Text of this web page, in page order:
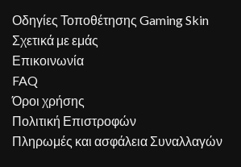
Οδηγίες Τοποθέτησης Gaming Skin
Σχετικά με εμάς
Επικοινωνία
FAQ
Όροι χρήσης
Πολιτική Επιστροφών
Πληρωμές και ασφάλεια Συναλλαγών